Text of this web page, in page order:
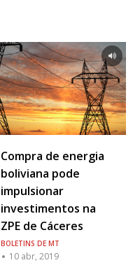
Compra de energia
boliviana pode
impulsionar
investimentos na
ZPE de Cáceres
BOLETINS DE MT
10 abr, 2019